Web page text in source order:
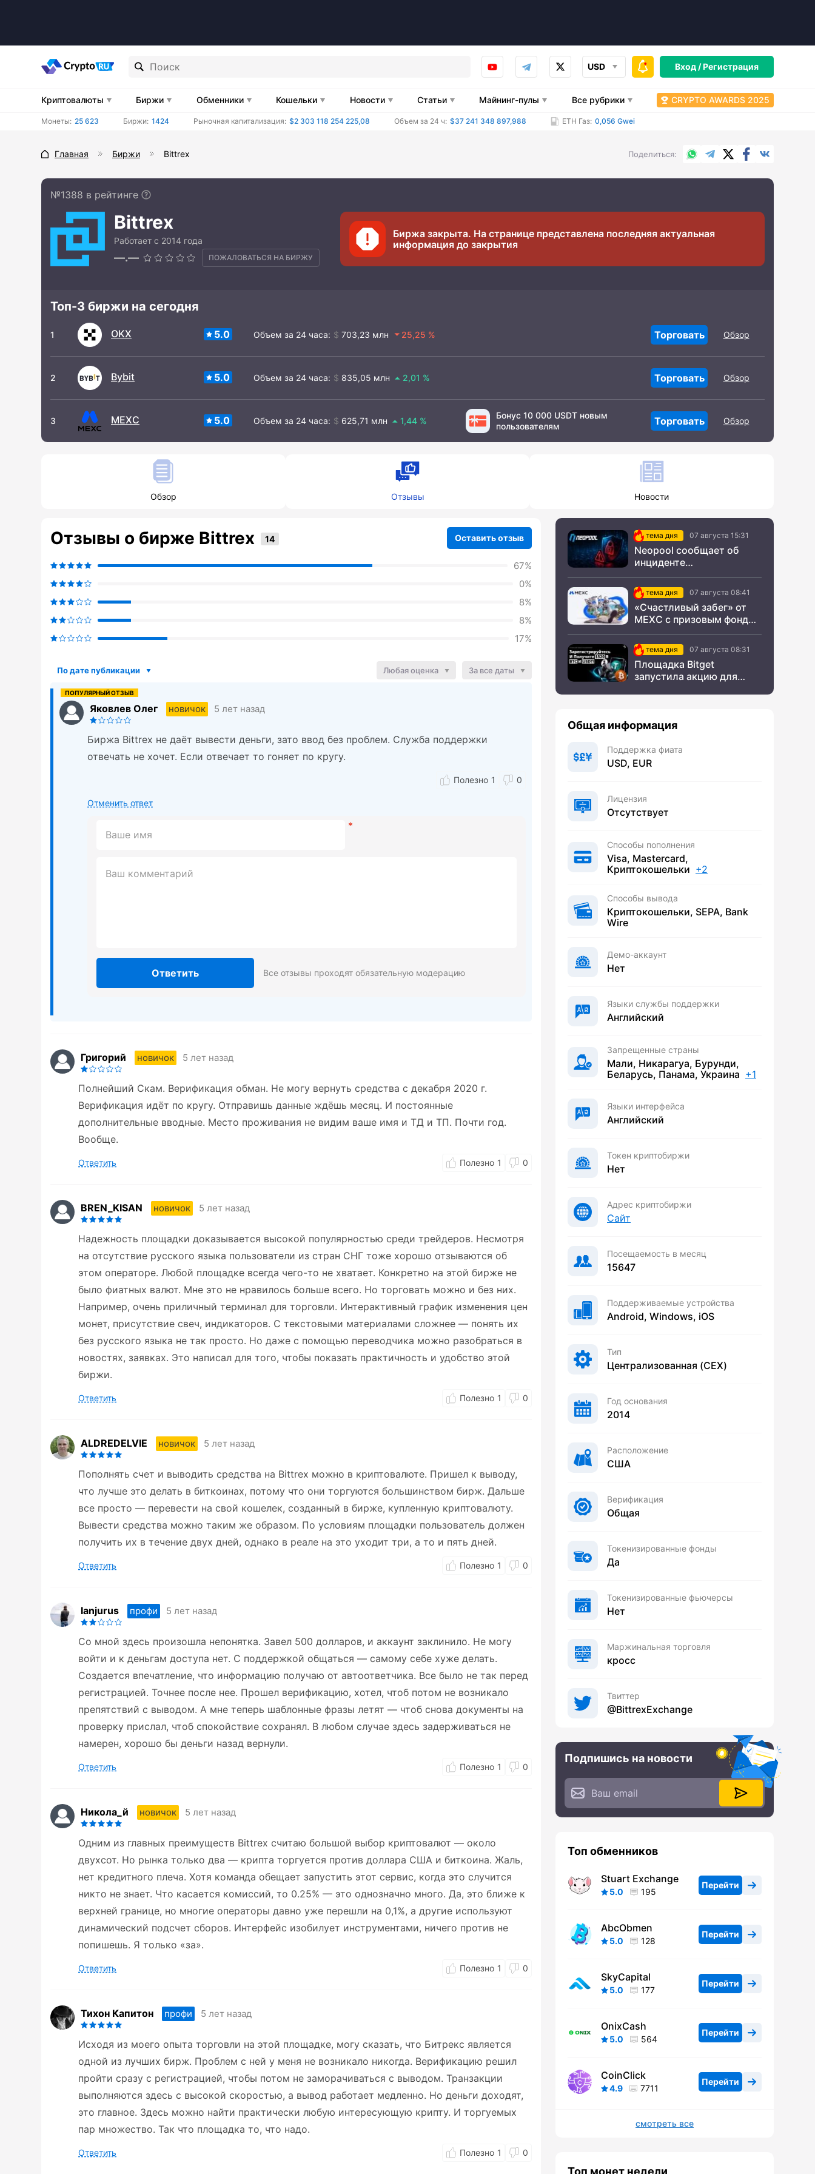
USD Вход /Регистрация
Криптовалюты Биржи Обменники Кошельки Новости Статьи Майнинг-пулы Все рубрики CRYPTO AWARDS 2025
Монеты: 25 623 Биржи: 1424 Рыночная капитализация: $2 303 118 254 225,08 Объем за 24 ч: $37 241 348 897,988 ETH Газ: 0,056 Gwei
Главная Биржи Bittrex Поделиться WhatsApp
TelegramX.comFacebook
№1388 в рейтинге
Bittrex
Работает с 2014 года
—.— ПОЖАЛОВАТЬСЯ НА БИРЖУ
Биржа закрыта. На странице представлена последняя актуальная
информация до закрытия
Топ-3 биржи на сегодня
1 OKX 5.0 Объем за 24 часа 703,23 млн 25,25 Торговать Обзор
2 Bybit 5.0 Объем за 24 часа 835,05 млн 2,01 Торговать Обзор
3 MEXC 5.0 Объем за 24 часа 625,71 млн 1,44
Бонус 10 000 USDT новым
пользователям
Торговать Обзор
Обзор Отзывы Новости
Отзывы о бирже Bittrex Оставить отзыв
67%
0%
8%
8%
17%
По дате публикации Любая оценка За все даты
Яковлев Олег новичок 5 лет назад
Биржа Bittrex не даёт вывести деньги, зато ввод без проблем. Служба поддержки
отвечать не хочет. Если отвечает то гоняет по кругу.
Отменить ответ
Ответить Все отзывы проходят обязательную модерацию
1 0
Григорий новичок 5 лет назад
Полнейший Скам. Верификация обман. Не могу вернуть средства с декабря 2020 г.
Верификация идёт по кругу. Отправишь данные ждёшь месяц. И постоянные
дополнительные вводные. Место проживания не видим ваше имя и ТД и ТП. Почти год.
Вообще.
Ответить 1 0
BREN_KISAN новичок 5 лет назад
Надежность площадки доказывается высокой популярностью среди трейдеров. Несмотря
на отсутствие русского языка пользователи из стран СНГ тоже хорошо отзываются об
этом операторе. Любой площадке всегда чего-то не хватает. Конкретно на этой бирже не
было фиатных валют. Мне это не нравилось больше всего. Но торговать можно и без них.
Например, очень приличный терминал для торговли. Интерактивный график изменения цен
монет, присутствие свеч, индикаторов. С текстовыми материалами сложнее — понять их
без русского языка не так просто. Но даже с помощью переводчика можно разобраться в
новостях, заявках. Это написал для того, чтобы показать практичность и удобство этой
биржи.
Ответить 1 0
ALDREDELVIE новичок 5 лет назад
Пополнять счет и выводить средства на Bittrex можно в криптовалюте. Пришел к выводу,
что лучше это делать в биткоинах, потому что они торгуются большинством бирж. Дальше
все просто — перевести на свой кошелек, созданный в бирже, купленную криптовалюту.
Вывести средства можно таким же образом. По условиям площадки пользователь должен
получить их в течение двух дней, однако в реале на это уходит три, а то и пять дней.
Ответить 1 0
Ianjurus профи 5 лет назад
Со мной здесь произошла непонятка. Завел 500 долларов, и аккаунт заклинило. Не могу
войти и к деньгам доступа нет. С поддержкой общаться — самому себе хуже делать.
Создается впечатление, что информацию получаю от автоответчика. Все было не так перед
регистрацией. Точнее после нее. Прошел верификацию, хотел, чтоб потом не возникало
препятствий с выводом. А мне теперь шаблонные фразы летят — чтоб снова документы на
проверку прислал, чтоб спокойствие сохранял. В любом случае здесь задерживаться не
намерен, хорошо бы деньги назад вернули.
Ответить 1 0
Никола_й новичок 5 лет назад
Одним из главных преимуществ Bittrex считаю большой выбор криптовалют — около
двухсот. Но рынка только два — крипта торгуется против доллара США и биткоина. Жаль,
нет кредитного плеча. Хотя команда обещает запустить этот сервис, когда это случится
никто не знает. Что касается комиссий, то 0.25% — это однозначно много. Да, это ближе к
верхней границе, но многие операторы давно уже перешли на 0,1%, а другие используют
динамический подсчет сборов. Интерфейс изобилует инструментами, ничего против не
попишешь. Я только «за».
Ответить 1 0
Тихон Капитон профи 5 лет назад
Исходя из моего опыта торговли на этой площадке, могу сказать, что Битрекс является
одной из лучших бирж. Проблем с ней у меня не возникало никогда. Верификацию решил
пройти сразу с регистрацией, чтобы потом не заморачиваться с выводом. Транзакции
выполняются здесь с высокой скоростью, а вывод работает медленно. Но деньги доходят,
это главное. Здесь можно найти практически любую интересующую крипту. И торгуемых
пар множество. Так что площадка то, что надо.
Ответить 1 0
тема дня 07 августа 15:31
Neopool сообщает об
инциденте
безопасности
тема дня 07 августа 08:41
«Счастливый забег» от
MEXC с призовым фондом
тема дня 07 августа 08:31
Площадка Bitget
запустила акцию для
Общая информация
Поддержка фиата
USD, EUR
Лицензия
Отсутствует
Способы пополнения
Visa, Mastercard,
Криптокошельки +2
Способы вывода
Криптокошельки, SEPA, Bank
Wire
Демо-аккаунт
Нет
Языки службы поддержки
Английский
Запрещенные страны
Мали, Никарагуа, Бурунди,
Беларусь, Панама, Украина +1
Языки интерфейса
Английский
Токен криптобиржи
Нет
Адрес криптобиржи
Сайт
Посещаемость в месяц
15647
Поддерживаемые устройства
Android, Windows, iOS
Тип
Централизованная (CEX)
Год основания
2014
Расположение
США
Верификация
Общая
Токенизированные фонды
Да
Токенизированные фьючерсы
Нет
Маржинальная торговля
кросс
Твиттер
@BittrexExchange
Подпишись на новости
Топ обменников
Stuart Exchange
5.0 195
Перейти
AbcObmen
5.0 128
Перейти
SkyCapital
5.0 177
Перейти
OnixCash
5.0 564
Перейти
CoinClick
4.9 7711
Перейти
смотреть все
Топ монет недели